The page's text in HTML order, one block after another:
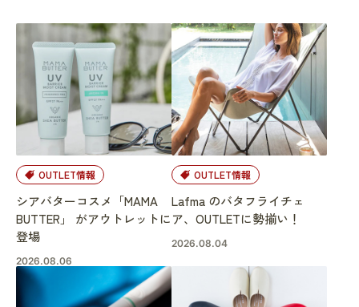
OUTLET情報
シアバターコスメ「MAMA
BUTTER」 がアウトレットに
登場
2026.08.06
OUTLET情報
Lafma のバタフライチェ
ア、OUTLETに勢揃い！
2026.08.04